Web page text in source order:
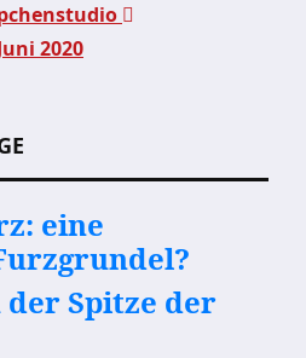
2020
eine
Spitze der